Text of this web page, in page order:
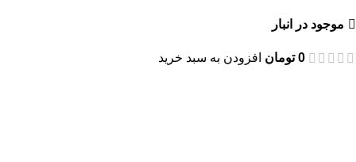
موجود در انبار
0 تومان افزودن به سبد خرید